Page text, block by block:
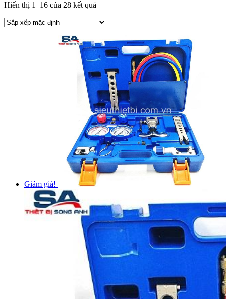
Hiển thị 1–16 của 28 kết quả
Giảm giá!